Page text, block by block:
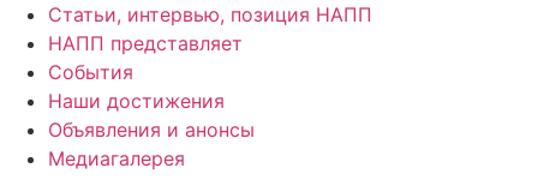
Статьи, интервью, позиция НАПП
НАПП представляет
События
Наши достижения
Объявления и анонсы
Медиагалерея